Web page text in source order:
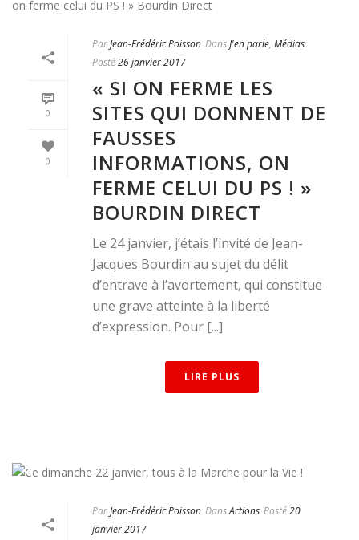
0
0
ParJean-Frédéric Poisson DansJ'en parle, Médias
Posté26 janvier 2017
« SI ON FERME LES
SITES QUI DONNENT DE
FAUSSES
INFORMATIONS, ON
FERME CELUI DU PS ! »
BOURDIN DIRECT
Le 24 janvier, j’étais l’invité de Jean-
Jacques Bourdin au sujet du délit
d’entrave à l’avortement, qui constitue
une grave atteinte à la liberté
d’expression. Pour [...]
LIRE PLUS
ParJean-Frédéric Poisson DansActions Posté20
janvier 2017